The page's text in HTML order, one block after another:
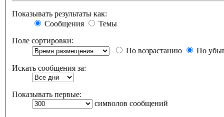
Показывать результаты как:
Сообщения
Темы
Поле сортировки:
По возрастанию
По
Искать сообщения за:
Показывать первые:
символов сообщений